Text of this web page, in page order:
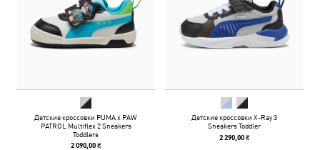
Детские кроссовки PUMA x PAW
PATROL Multiflex 2 Sneakers
Toddlers
2 090,00 ₴
Детские кроссовки X-Ray 3
Sneakers Toddler
2 290,00 ₴